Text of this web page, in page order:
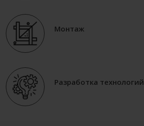
Монтаж
Разработка технологий